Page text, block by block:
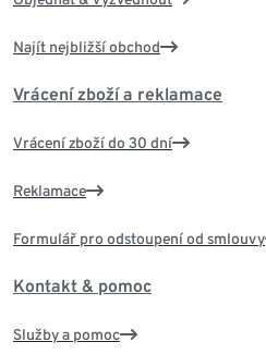
Najít nejbližší obchod
Vrácení zboží a reklamace
Vrácení zboží do 30 dní
Reklamace
Formulář pro odstoupení od smlouvy
Kontakt & pomoc
Služby a pomoc